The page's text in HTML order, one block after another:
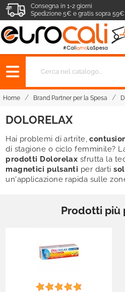
Consegna in 1-2 giorni
Spedizione 5€ e gratis sopra 59€
Home Brand Partner per la Spesa
DOLORELAX
Hai problemi di artrite,
di stagione o ciclo femminile?
prodotti Dolorelax sfrutta la
magnetici pulsanti per darti
un'applicazione rapida sulle
Prodotti più